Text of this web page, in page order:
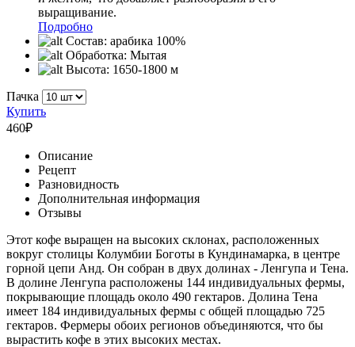
выращивание.
Подробно
Состав: арабика 100%
Обработка: Мытая
Высота: 1650-1800 м
Пачка
Купить
460₽
Описание
Рецепт
Разновидность
Дополнительная информация
Отзывы
Этот кофе выращен на высоких склонах, расположенных
вокруг столицы Колумбии Боготы в Кундинамарка, в центре
горной цепи Анд. Он собран в двух долинах - Ленгупа и Тена.
В долине Ленгупа расположены 144 индивидуальных фермы,
покрывающие площадь около 490 гектаров. Долина Тена
имеет 184 индивидуальных фермы с общей площадью 725
гектаров. Фермеры обоих регионов объединяются, что бы
вырастить кофе в этих высоких местах.